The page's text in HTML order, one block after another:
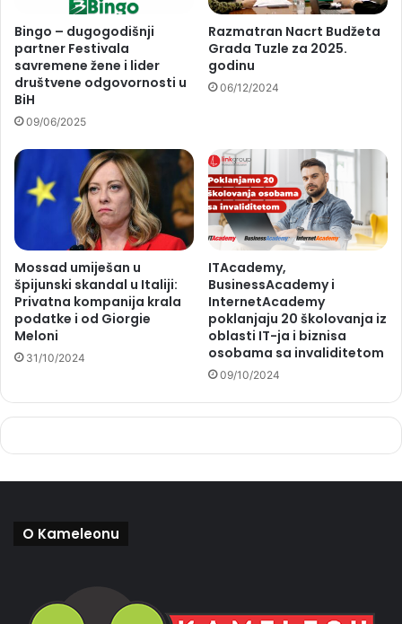
Bingo – dugogodišnji
partner Festivala
savremene žene i lider
društvene odgovornosti u
BiH
09/06/2025
Razmatran Nacrt Budžeta
Grada Tuzle za 2025.
godinu
06/12/2024
Mossad umiješan u
špijunski skandal u Italiji:
Privatna kompanija krala
podatke i od Giorgie
Meloni
31/10/2024
ITAcademy,
BusinessAcademy i
InternetAcademy
poklanjaju 20 školovanja iz
oblasti IT-ja i biznisa
osobama sa invaliditetom
09/10/2024
O Kameleonu